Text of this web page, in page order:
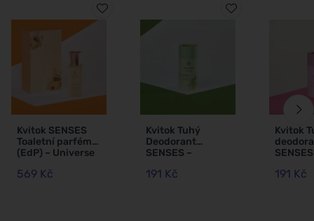
Kvitok SENSES
Toaletní parfém
(EdP) – Universe
569 Kč
Kvitok Tuhý
Deodorant
SENSES –
191 Kč
Kvitok
191 Kč